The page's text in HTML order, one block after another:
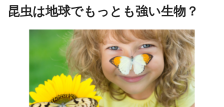
昆虫は地球でもっとも強い生物？